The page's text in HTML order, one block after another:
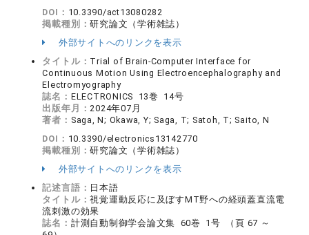
DOI： 10.3390/act13080282
掲載種別：研究論文（学術雑誌）
外部サイトへのリンクを表示
タイトル： Trial of Brain-Computer Interface for
Continuous Motion Using Electroencephalography and
Electromyography
誌名： ELECTRONICS 13巻 14号
出版年月：2024年07月
著者： Saga, N; Okawa, Y; Saga, T; Satoh, T; Saito, N
DOI： 10.3390/electronics13142770
掲載種別：研究論文（学術雑誌）
外部サイトへのリンクを表示
記述言語： 日本語
タイトル：視覚運動反応に及ぼすMT野への経頭蓋直流電
流刺激の効果
誌名： 計測自動制御学会論文集 60巻 1号 （頁 67 ～